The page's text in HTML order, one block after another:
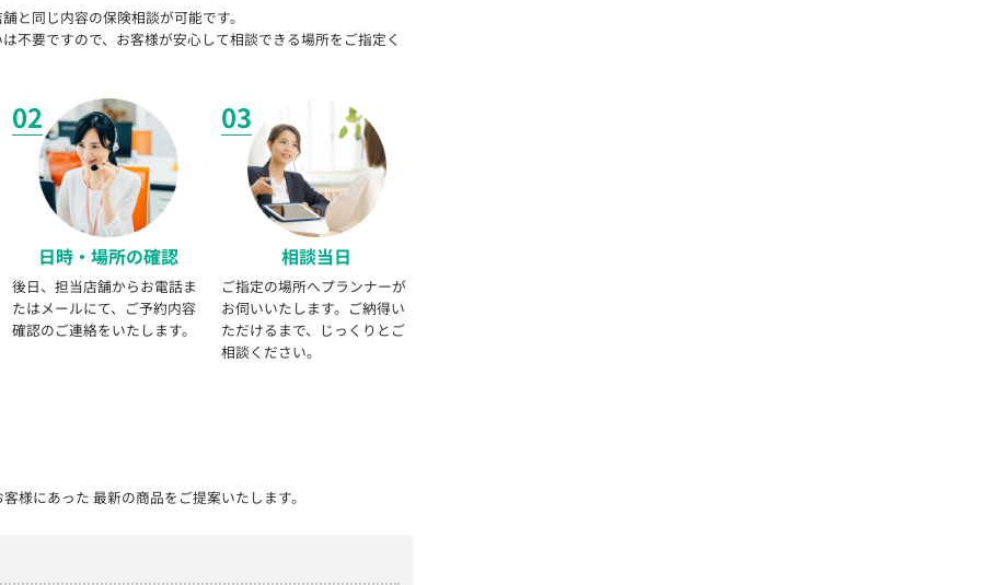
と同じ内容の保険相談が可能です。
不要ですので、お客様が安心して相談できる場所をご指定く
02
日時・場所の確認
後日、担当店舗からお電話ま
たはメールにて、ご予約内容
確認のご連絡をいたします。
03
相談当日
ご指定の場所へプランナーが
お伺いいたします。ご納得い
ただけるまで、じっくりとご
相談ください。
様にあった 最新の商品をご提案いたします。